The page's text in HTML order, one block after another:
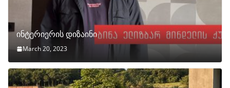
ინტერიერის დიზაინი
March 20, 2023